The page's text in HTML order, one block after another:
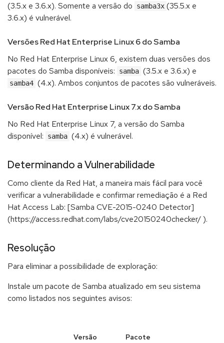
(3.5.x e 3.6.x). Somente a versão do samba3x (35.5.x e
3.6.x) é vulnerável.
Versões Red Hat Enterprise Linux 6 do Samba
No Red Hat Enterprise Linux 6, existem duas versões dos
pacotes do Samba disponíveis:
samba (3.5.x e 3.6.x) e
samba4 (4.x). Ambos conjuntos de pacotes são vulneráveis.
Versão Red Hat Enterprise Linux 7.x do Samba
No Red Hat Enterprise Linux 7, a versão do Samba
disponível:
samba (4.x) é vulnerável.
Determinando a Vulnerabilidade
Como cliente da Red Hat, a maneira mais fácil para você
verificar a vulnerabilidade e confirmar remediação é a Red
Hat Access Lab: [Samba CVE-2015-0240 Detector]
(https://access.redhat.com/labs/cve20150240checker/ ).
Resolução
Para eliminar a possibilidade de exploração:
Instale um pacote de Samba atualizado em seu sistema
como listados nos seguintes avisos:
Versão
Pacote